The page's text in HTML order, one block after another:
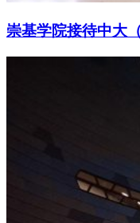
崇基学院接待中大